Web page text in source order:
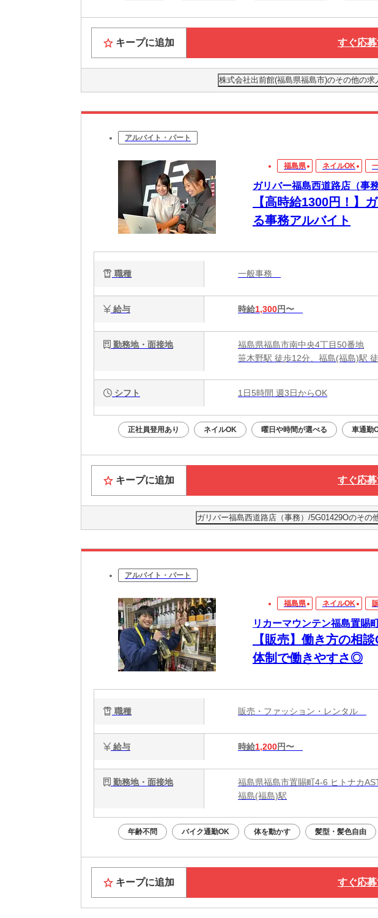
キープに追加 すぐ応
株式会社出前館(福島県福島市)のその他の求
アルバイト・パート
福島県 ネイルOK
ガリバー福島西道路店（事
【高時給1300円！】
る事務アルバイト
職種 一般事務
給与 時給1,300円〜
勤務地・面接地
福島県福島市南中央4丁目50番地
笹木野駅 徒歩12分、福島(福島)駅
シフト 1日5時間 週3日からOK
正社員登用あり ネイルOK 曜日や時間が選べる 車通勤
キープに追加 すぐ応
ガリバー福島西道路店（事務）/5G01429Oのその
アルバイト・パート
福島県 ネイルOK
リカーマウンテン福島置賜
【販売】働き方の相
体制で働きやすさ◎
職種 販売・ファッション・レンタル
給与 時給1,200円〜
勤務地・面接地
福島県福島市置賜町4-6 ヒトナカ
福島(福島)駅
年齢不問 バイク通勤OK 体を動かす 髪型・髪色自由
キープに追加 すぐ応